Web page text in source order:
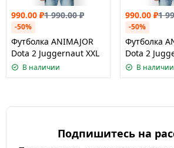
990.00 ₽1 990.00₽
-50%
Футболка ANIMAJOR
Dota 2 Juggernaut XXL
В наличии
990.00 ₽1
-50%
Футболка
Dota 2
В наличии
Подпишитесь на